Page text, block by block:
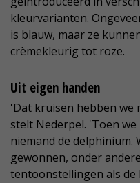
kleurvarianten.
is blauw, maar ze
crèmekleurig tot roze.
Uit eigen handen
'Dat kruisen hebben we
stelt Nederpel. 'Toen
niemand de delphinium.
gewonnen, onder
tentoonstellingen als de